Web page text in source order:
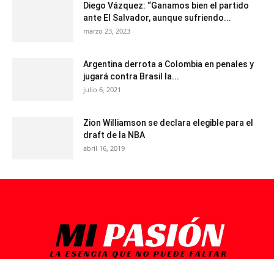
Diego Vázquez: “Ganamos bien el partido
ante El Salvador, aunque sufriendo...
marzo 23, 2023
Argentina derrota a Colombia en penales y
jugará contra Brasil la...
julio 6, 2021
Zion Williamson se declara elegible para el
draft de la NBA
abril 16, 2019